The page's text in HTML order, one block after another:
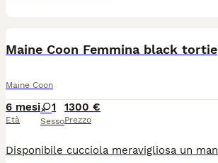
Maine Coon Femmina black tortie
Maine Coon
6 mesi
Età
1
Sesso
1300 €
Prezzo